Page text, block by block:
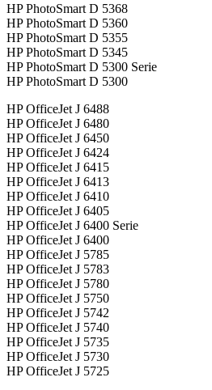
HP PhotoSmart D 5368
HP PhotoSmart D 5360
HP PhotoSmart D 5355
HP PhotoSmart D 5345
HP PhotoSmart D 5300 Serie
HP PhotoSmart D 5300
HP OfficeJet J 6488
HP OfficeJet J 6480
HP OfficeJet J 6450
HP OfficeJet J 6424
HP OfficeJet J 6415
HP OfficeJet J 6413
HP OfficeJet J 6410
HP OfficeJet J 6405
HP OfficeJet J 6400 Serie
HP OfficeJet J 6400
HP OfficeJet J 5785
HP OfficeJet J 5783
HP OfficeJet J 5780
HP OfficeJet J 5750
HP OfficeJet J 5742
HP OfficeJet J 5740
HP OfficeJet J 5735
HP OfficeJet J 5730
HP OfficeJet J 5725